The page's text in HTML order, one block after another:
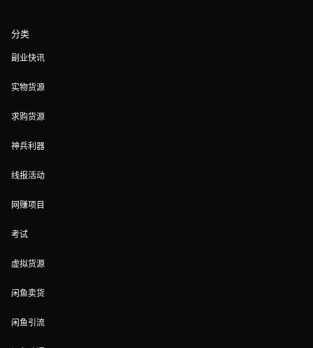
分类
副业快讯
实物货源
求购货源
神兵利器
线报活动
网赚项目
考试
虚拟货源
闲鱼卖货
闲鱼引流